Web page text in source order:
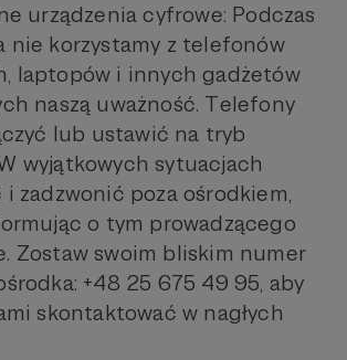
urządzenia cyfrowe: Podczas
nie korzystamy z telefonów
laptopów i innych gadżetów
naszą uważność. Telefony
lub ustawić na tryb
wyjątkowych sytuacjach
i zadzwonić poza ośrodkiem,
o tym prowadzącego
Zostaw swoim bliskim numer
+48 25 675 49 95, aby
skontaktować w nagłych